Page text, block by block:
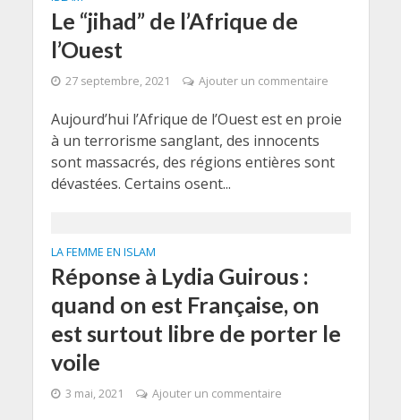
Le “jihad” de l’Afrique de
l’Ouest
27 septembre, 2021 Ajouter un commentaire
Aujourd’hui l’Afrique de l’Ouest est en proie
à un terrorisme sanglant, des innocents
sont massacrés, des régions entières sont
dévastées. Certains osent...
LA FEMME EN ISLAM
Réponse à Lydia Guirous :
quand on est Française, on
est surtout libre de porter le
voile
3 mai, 2021 Ajouter un commentaire